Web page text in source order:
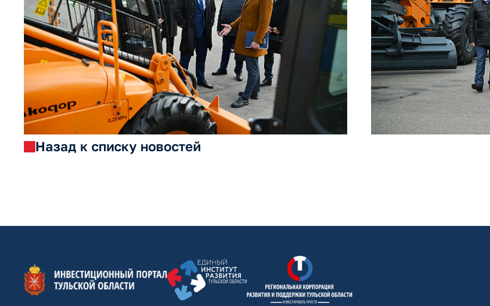
Назад к списку новостей